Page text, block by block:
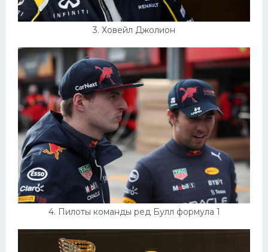
3. Ховейл Джолион
4. Пилоты команды ред Булл формула 1